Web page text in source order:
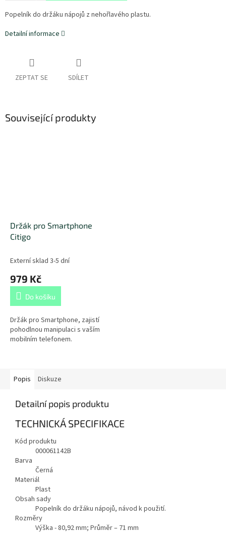
Popelník do držáku nápojů z nehořlavého plastu.
Detailní informace
ZEPTAT SE SDÍLET
Související produkty
Držák pro Smartphone
Citigo
Externí sklad 3-5 dní
979 Kč
Do košíku
Držák pro Smartphone, zajistí
pohodlnou manipulaci s vaším
mobilním telefonem.
Popis Diskuze
Detailní popis produktu
TECHNICKÁ SPECIFIKACE
Kód produktu
000061142B
Barva
Černá
Materiál
Plast
Obsah sady
Popelník do držáku nápojů, návod k použití.
Rozměry
Výška - 80,92 mm; Průměr – 71 mm